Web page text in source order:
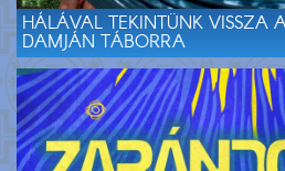
HÁLÁVAL TEKINTÜNK VISSZA
DAMJÁN TÁBORRA